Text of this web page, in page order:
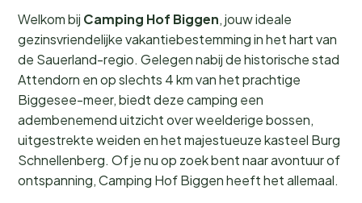
Welkom bij Camping Hof Biggen, jouw ideale
gezinsvriendelijke vakantiebestemming in het hart van
de Sauerland-regio. Gelegen nabij de historische stad
Attendorn en op slechts 4 km van het prachtige
Biggesee-meer, biedt deze camping een
adembenemend uitzicht over weelderige bossen,
uitgestrekte weiden en het majestueuze kasteel Burg
Schnellenberg. Of je nu op zoek bent naar avontuur of
ontspanning, Camping Hof Biggen heeft het allemaal.